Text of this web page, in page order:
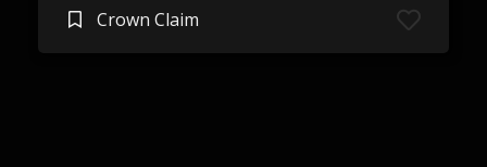
Crown Claim